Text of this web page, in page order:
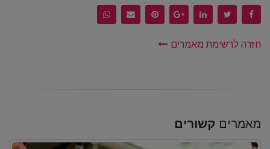
חזרה לרשימת מאמרים
מאמרים קשורים